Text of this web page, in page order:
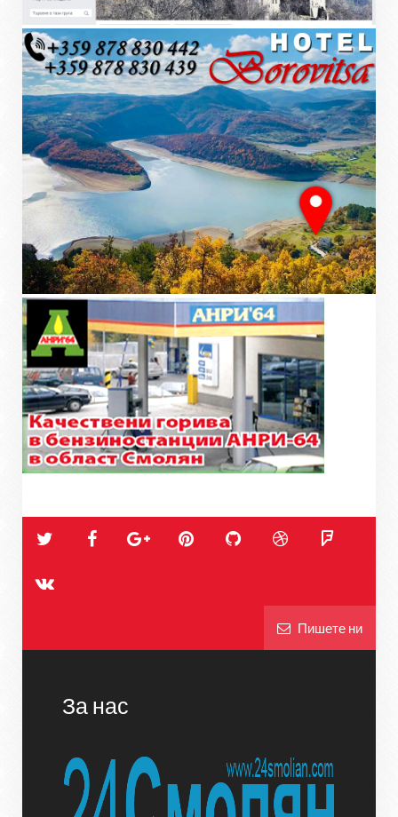
Пишете ни
За нас